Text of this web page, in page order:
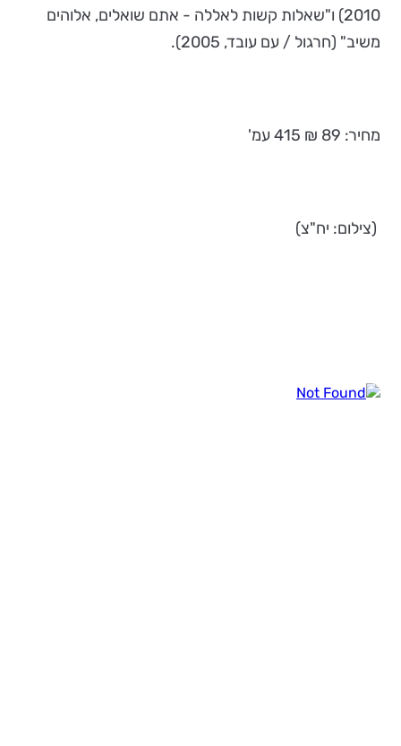
2010) ו"שאלות קשות לאללה - אתם שואלים, אלוהים
משיב" (חרגול / עם עובד, 2005).
מחיר: 89 ₪ 415 עמ'
(צילום: יח"צ)